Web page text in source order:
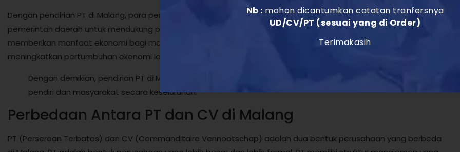
Dengan pendirian PT di Malang, para pendiri juga dapat memanfaatkan kebijakan dan insentif yang diberikan oleh
pemerintah daerah untuk mendukung pengembangan bisnis. Selain itu, pendirian PT di Malang juga dapat
memberikan manfaat ekonomi bagi masyarakat setempat, seperti menciptakan lapangan kerja dan
meningkatkan pertumbuhan ekonomi lokal.
Dengan demikian, pendirian PT di Malang memiliki keuntungan dan manfaat yang signifikan bagi para
pendiri dan masyarakat secara keseluruhan.
Perbedaan Antara PT dan CV di Malang
PT (Perseroan Terbatas) dan CV (Commanditaire Vennootschap) adalah dua bentuk perusahaan yang berbeda
Nb : mohon dicantumkan catatan tranfersnya
UD/CV/PT (sesuai yang di Order)
Terimakasih